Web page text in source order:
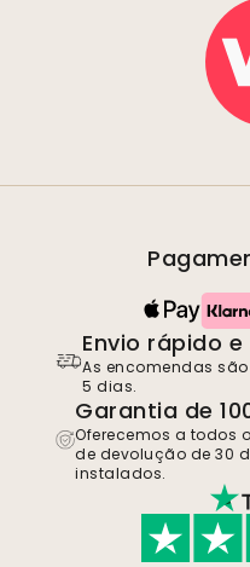
Envio rápido
As encomendas
5 dias.
Garantia de
Oferecemos a todos
de devolução de 30
instalados.